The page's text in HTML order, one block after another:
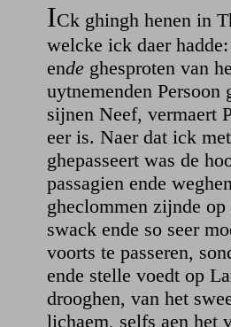
ICk ghingh henen in
welcke ick daer
ende ghesproten van
uytnemenden Persoon
sijnen Neef, vermaert
eer is. Naer dat ick
ghepasseert was de
passagien ende
gheclommen zijnde
swack ende so seer
voorts te passeren,
ende stelle voedt op
drooghen, van het
lichaem, selfs aen het